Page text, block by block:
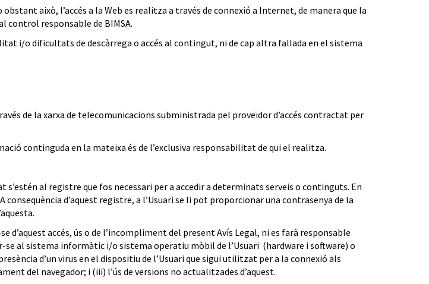
això, l’accés a la Web es realitza a través de connexió a Internet, de manera que la
control responsable de BIMSA.
i/o dificultats de descàrrega o accés al contingut, ni de cap altra fallada en el sistema
de la xarxa de telecomunicacions subministrada pel proveïdor d’accés contractat per
continguda en la mateixa és de l’exclusiva responsabilitat de qui el realitza.
al registre que fos necessari per a accedir a determinats serveis o continguts. En
d’aquest registre, a l’Usuari se li pot proporcionar una contrasenya de la
d’aquest accés, ús o de l’incompliment del present Avís Legal, ni es farà responsable
se al sistema informàtic i/o sistema operatiu mòbil de l’Usuari (hardware i software) o
d’un virus en el dispositiu de l’Usuari que sigui utilitzat per a la connexió als
del navegador; i (iii) l’ús de versions no actualitzades d’aquest.